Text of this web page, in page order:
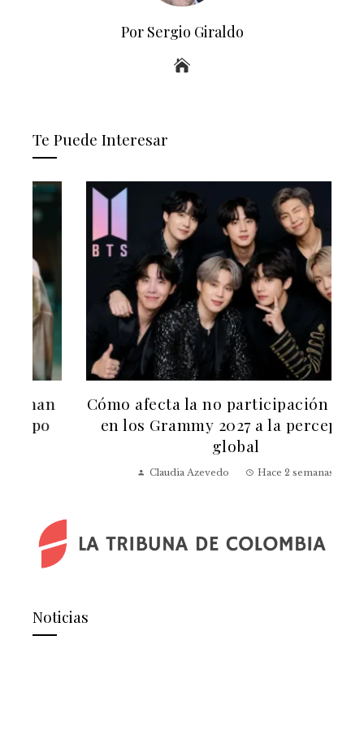
Por Sergio Giraldo
Te Puede Interesar
Cómo afecta la no participación de BTS
en los Grammy 2027 a la percepción
Claudia Azevedo Hace 2 semanas
Noticias